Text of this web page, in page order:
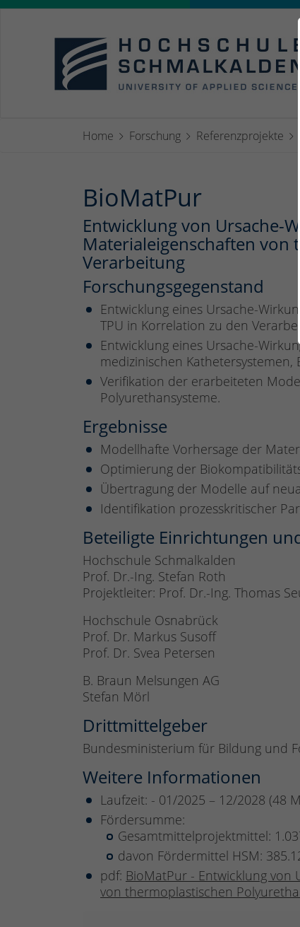
Home Forschung Referenzprojekte
BioMatPur
Entwicklung von Ursache-
Materialeigenschaften
Verarbeitung
Forschungsgegenstand
Entwicklung eines Ursache-
TPU in Korrelation zu den
Entwicklung eines Ursache-
medizinischen
Verifikation der erarbeiteten
Polyurethansysteme.
Ergebnisse
Modellhafte Vorhersage der
Optimierung der
Übertragung der Modelle auf
Identifikation prozesskritischer
Beteiligte Einrichtungen
Hochschule Schmalkalden
Prof. Dr.-Ing. Stefan Roth
Projektleiter: Prof. Dr.-Ing. Thomas
Hochschule Osnabrück
Prof. Dr. Markus Susoff
Prof. Dr. Svea Petersen
B. Braun Melsungen AG
Stefan Mörl
Drittmittelgeber
Bundesministerium für Bildung und
Weitere Informationen
Laufzeit: - 01/2025 – 12/2028 (48
Fördersumme:
Gesamtmittelprojektmittel:
davon Fördermittel HSM:
pdf: BioMatPur - Entwicklung
von thermoplastischen